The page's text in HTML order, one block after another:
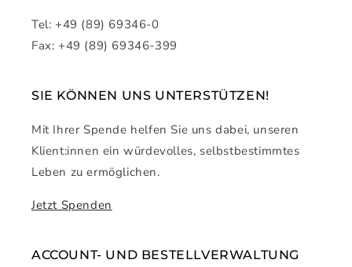
Tel: +49 (89) 69346-0
Fax: +49 (89) 69346-399
SIE KÖNNEN UNS UNTERSTÜTZEN!
Mit Ihrer Spende helfen Sie uns dabei, unseren
Klient:innen ein würdevolles, selbstbestimmtes
Leben zu ermöglichen.
Jetzt Spenden
ACCOUNT- UND BESTELLVERWALTUNG